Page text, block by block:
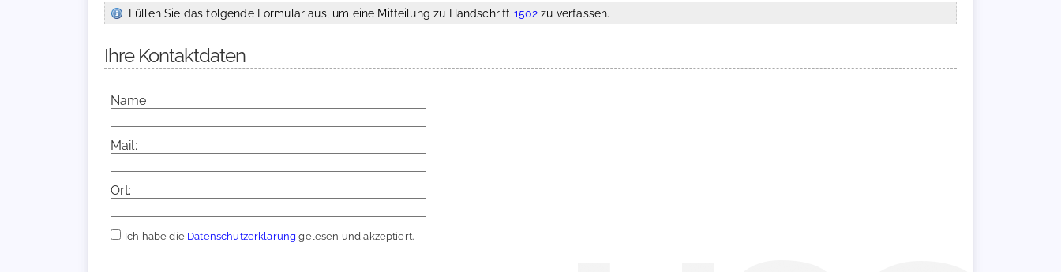
Füllen Sie das folgende Formular aus, um eine Mitteilung zu Handschrift 1502 zu verfassen.
Ihre Kontaktdaten
Name:
Mail:
Ort:
Ich habe die Datenschutzerklärung gelesen und akzeptiert.